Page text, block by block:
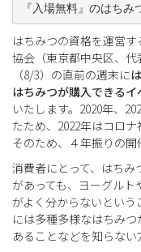
『入場無料』のはちみ
はちみつの資格を運営
協会（東京都中央区、
（8/3）の直前の週末に
はちみつが購入できるイ
いたします。2020年、
たため、2022年はコロ
そのため、４年振りの開
消費者にとって、はち
があっても、ヨーグル
がよく分からないとい
には多種多様なはちみ
あることなどを知らない